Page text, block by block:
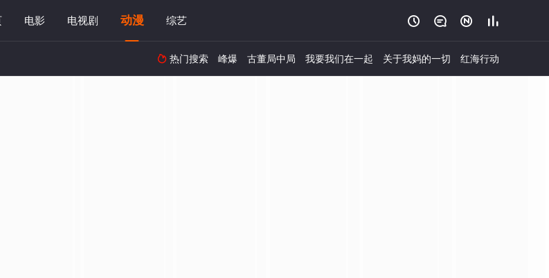
电影 电视剧 动漫 综艺    
 热门搜索 峰爆 古董局中局 我要我们在一起 关于我妈的一切 红海行动